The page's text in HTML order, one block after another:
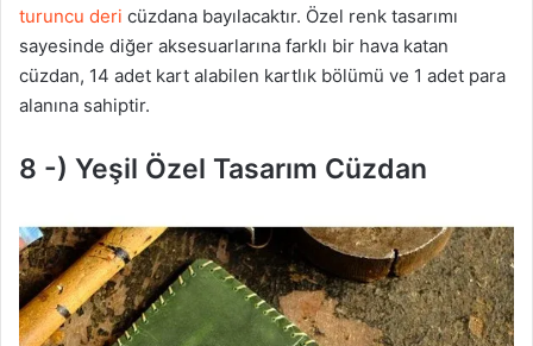
turuncu deri cüzdana bayılacaktır. Özel renk tasarımı
sayesinde diğer aksesuarlarına farklı bir hava katan
cüzdan, 14 adet kart alabilen kartlık bölümü ve 1 adet para
alanına sahiptir.
8 -) Yeşil Özel Tasarım Cüzdan